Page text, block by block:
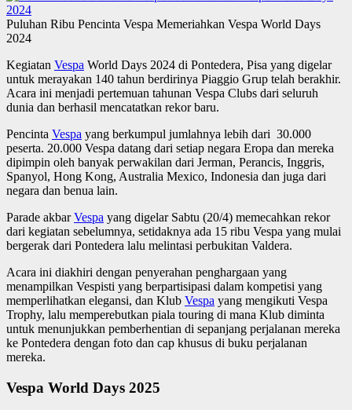
Puluhan Ribu Pencinta Vespa Memeriahkan Vespa World Days
2024
Kegiatan Vespa World Days 2024 di Pontedera, Pisa yang digelar
untuk merayakan 140 tahun berdirinya Piaggio Grup telah berakhir.
Acara ini menjadi pertemuan tahunan Vespa Clubs dari seluruh
dunia dan berhasil mencatatkan rekor baru.
Pencinta Vespa yang berkumpul jumlahnya lebih dari 30.000
peserta. 20.000 Vespa datang dari setiap negara Eropa dan mereka
dipimpin oleh banyak perwakilan dari Jerman, Perancis, Inggris,
Spanyol, Hong Kong, Australia Mexico, Indonesia dan juga dari
negara dan benua lain.
Parade akbarVespa yang digelar Sabtu (20/4) memecahkan rekor
dari kegiatan sebelumnya, setidaknya ada 15 ribu Vespa yang mulai
bergerak dari Pontedera lalu melintasi perbukitan Valdera.
Acara ini diakhiri dengan penyerahan penghargaan yang
menampilkan Vespisti yang berpartisipasi dalam kompetisi yang
memperlihatkan elegansi, dan Klub Vespa yang mengikuti Vespa
Trophy, lalu memperebutkan piala touring di mana Klub diminta
untuk menunjukkan pemberhentian di sepanjang perjalanan mereka
ke Pontedera dengan foto dan cap khusus di buku perjalanan
mereka.
Vespa World Days 2025